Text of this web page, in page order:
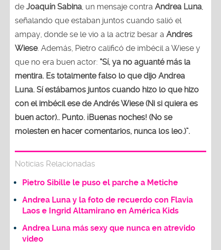
de Joaquín Sabina , un mensaje contra Andrea Luna
señalando que estaban juntos cuando salió el
ampay, donde se le vio a la actriz besar a Andres
Wiese. Además, Pietro calificó de imbécil a Wiese y
que no era buen actor: “Sí, ya no aguanté más la
mentira. Es totalmente falso lo que dijo Andrea
Luna. Sí estábamos juntos cuando hizo lo que hizo
con el imbécil ese de Andrés Wiese (Ni si quiera es
buen actor).. Punto. ¡Buenas noches! (No se
molesten en hacer comentarios, nunca los leo.)”.
Noticias Relacionadas
Pietro Sibille le puso el parche a Metiche
Andrea Luna y la foto de recuerdo con Flavia
Laos e Ingrid Altamirano en América Kids
Andrea Luna más sexy que nunca en atrevido
video